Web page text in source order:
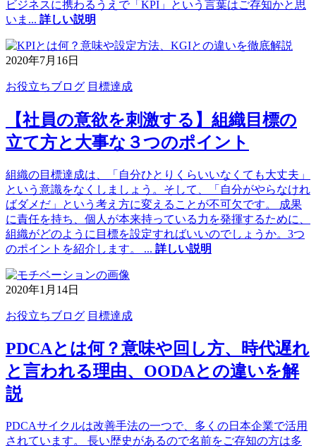
ビジネスに携わるうえで「KPI」という言葉はご存知かと思
いま ... 詳しい説明
2020年7月16日
お役立ちブログ 目標達成
【社員の意欲を刺激する】組織目標の
立て方と大事な３つのポイント
組織の目標達成は、「自分ひとりくらいいなくても大丈夫」
という意識をなくしましょう。そして、「自分がやらなけれ
ばダメだ」という考え方に変えることが不可欠です。 成果
に責任を持ち、個人が本来持っている力を発揮するために、
組織がどのように目標を設定すればいいのでしょうか。3つ
のポイントを紹介します。 ... 詳しい説明
2020年1月14日
お役立ちブログ 目標達成
PDCAとは何？意味や回し方、時代遅れ
と言われる理由、OODAとの違いを解
説
PDCAサイクルは改善手法の一つで、多くの日本企業で活用
されています。 長い歴史があるので名前をご存知の方は多